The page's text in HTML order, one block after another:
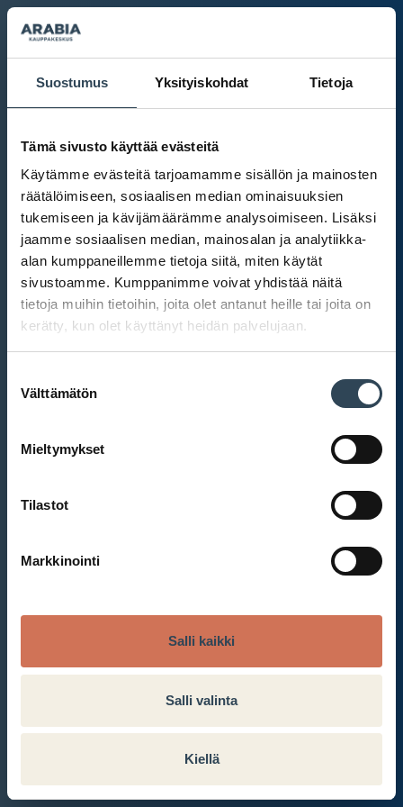
Suostumus Yksityiskohdat Tietoja
Tämä sivusto käyttää evästeitä
Käytämme evästeitä tarjoamamme sisällön ja mainosten
räätälöimiseen, sosiaalisen median ominaisuuksien
tukemiseen ja kävijämäärämme analysoimiseen. Lisäksi
jaamme sosiaalisen median, mainosalan ja analytiikka-
alan kumppaneillemme tietoja siitä, miten käytät
sivustoamme. Kumppanimme voivat yhdistää näitä
tietoja muihin tietoihin, joita olet antanut heille tai joita on
kerätty, kun olet käyttänyt heidän palvelujaan.
valinta
Välttämätön
Mieltymykset
Tilastot
Markkinointi
Salli kaikki
Salli valinta
Kiellä
Kauppakeskus Arabia
Et ole kirjautunut sisään. Kirjaudu sisään